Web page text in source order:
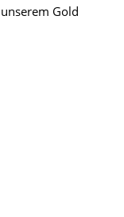
Gold